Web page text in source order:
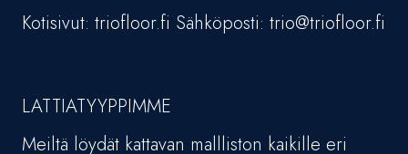
Kotisivut: triofloor.fi Sähköposti: trio@triofloor.fi
LATTIATYYPPIMME
Meiltä löydät kattavan mallliston kaikille eri